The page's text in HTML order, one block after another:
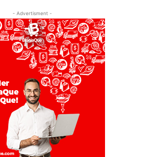
- Advertisment -